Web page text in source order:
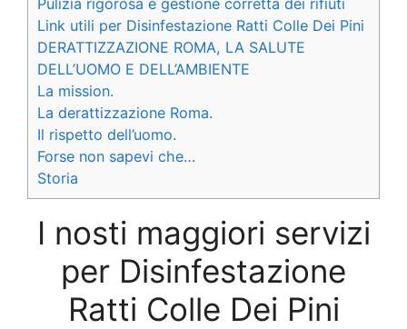
Link utili per Disinfestazione Ratti Colle Dei Pini
DERATTIZZAZIONE ROMA, LA SALUTE
DELL’UOMO E DELL’AMBIENTE
La mission.
La derattizzazione Roma.
Il rispetto dell’uomo.
Forse non sapevi che…
Storia
I nosti maggiori servizi
per Disinfestazione
Ratti Colle Dei Pini